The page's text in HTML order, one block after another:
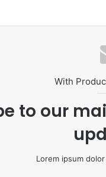
With
to our
Lorem ipsum